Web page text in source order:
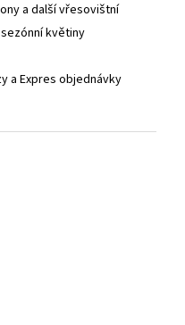
a další vřesovištní
květiny
a Expres objednávky